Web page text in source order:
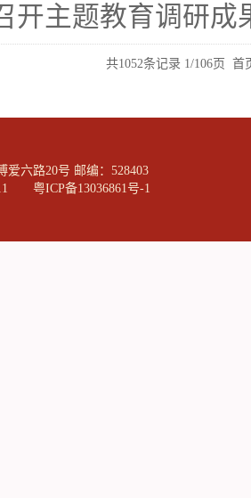
开主题教育调研
共1052条记录 1/106页 首
爱六路20号 邮编：528403
粤ICP备13036861号-1